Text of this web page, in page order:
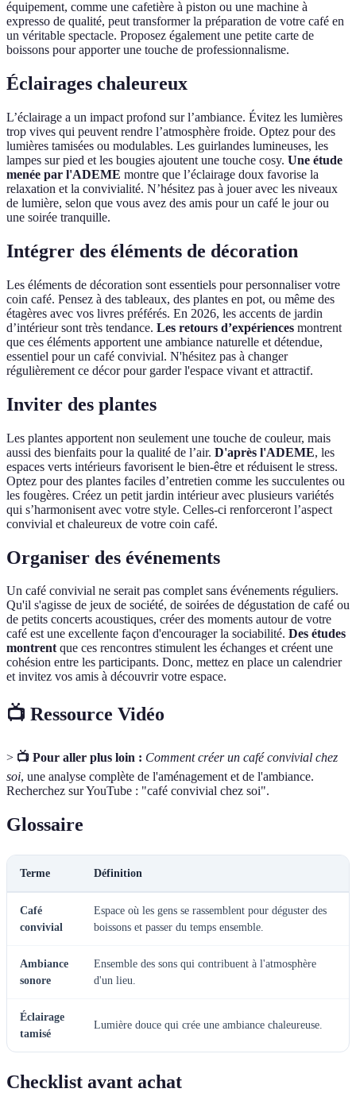
équipement, comme une cafetière à piston ou une machine à
expresso de qualité, peut transformer la préparation de votre café en
un véritable spectacle. Proposez également une petite carte de
boissons pour apporter une touche de professionnalisme.
Éclairages chaleureux
L’éclairage a un impact profond sur l’ambiance. Évitez les lumières
trop vives qui peuvent rendre l’atmosphère froide. Optez pour des
lumières tamisées ou modulables. Les guirlandes lumineuses, les
lampes sur pied et les bougies ajoutent une touche cosy. Une étude
menée par l'ADEME montre que l’éclairage doux favorise la
relaxation et la convivialité. N’hésitez pas à jouer avec les niveaux
de lumière, selon que vous avez des amis pour un café le jour ou
une soirée tranquille.
Intégrer des éléments de décoration
Les éléments de décoration sont essentiels pour personnaliser votre
coin café. Pensez à des tableaux, des plantes en pot, ou même des
étagères avec vos livres préférés. En 2026, les accents de jardin
d’intérieur sont très tendance. Les retours d’expériences montrent
que ces éléments apportent une ambiance naturelle et détendue,
essentiel pour un café convivial. N'hésitez pas à changer
régulièrement ce décor pour garder l'espace vivant et attractif.
Inviter des plantes
Les plantes apportent non seulement une touche de couleur, mais
aussi des bienfaits pour la qualité de l’air. D'après l'ADEME, les
espaces verts intérieurs favorisent le bien-être et réduisent le stress.
Optez pour des plantes faciles d’entretien comme les succulentes ou
les fougères. Créez un petit jardin intérieur avec plusieurs variétés
qui s’harmonisent avec votre style. Celles-ci renforceront l’aspect
convivial et chaleureux de votre coin café.
Organiser des événements
Un café convivial ne serait pas complet sans événements réguliers.
Qu'il s'agisse de jeux de société, de soirées de dégustation de café ou
de petits concerts acoustiques, créer des moments autour de votre
café est une excellente façon d'encourager la sociabilité. Des études
montrentque ces rencontres stimulent les échanges et créent une
cohésion entre les participants. Donc, mettez en place un calendrier
et invitez vos amis à découvrir votre espace.
📺 Ressource Vidéo
> 📺 Pour aller plus loin : Comment créer un café convivial chez
soi, une analyse complète de l'aménagement et de l'ambiance.
Recherchez sur YouTube : "café convivial chez soi".
Glossaire
Terme Définition
Café
convivial
Espace où les gens se rassemblent pour déguster des
boissons et passer du temps ensemble.
Ambiance
sonore
Ensemble des sons qui contribuent à l'atmosphère
d'un lieu.
Éclairage
tamisé
Lumière douce qui crée une ambiance chaleureuse.
Checklist avant achat